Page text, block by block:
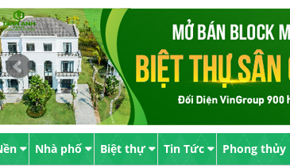
Nhà phố Biệt thự Tin Tức Phong thủy